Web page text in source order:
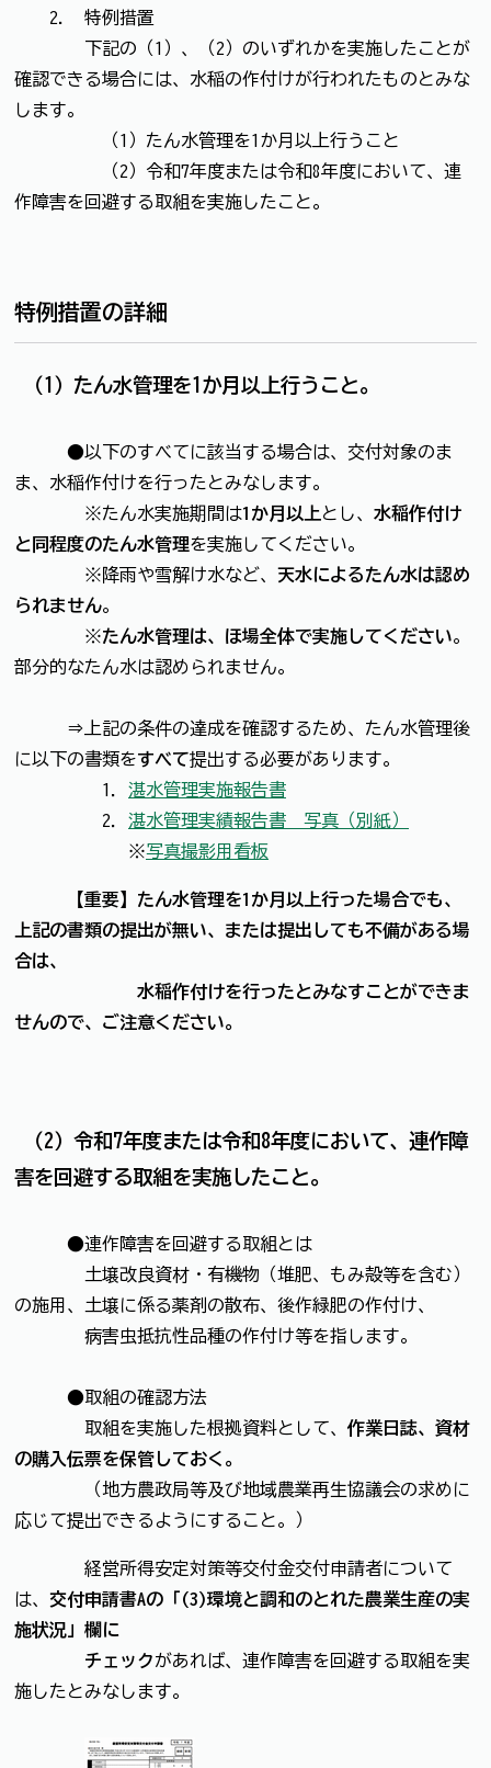
2. 特例措置
下記の（1）、（2）のいずれかを実施したことが
確認できる場合には、水稲の作付けが行われたものとみな
します。
（1）たん水管理を1か月以上行うこと
（2）令和7年度または令和8年度において、連
作障害を回避する取組を実施したこと。
特例措置の詳細
（1）たん水管理を1か月以上行うこと。
●以下のすべてに該当する場合は、交付対象のま
ま、水稲作付けを行ったとみなします。
※たん水実施期間は1か月以上とし、 水稲作付け
と同程度のたん水管理を実施してください。
※降雨や雪解け水など、 天水によるたん水は認め
られません。
※たん水管理は、ほ場全体で実施してください。
部分的なたん水は認められません。
⇒上記の条件の達成を確認するため、たん水管理後
に以下の書類をすべて提出する必要があります。
1． 湛水管理実施報告書
2． 湛水管理実績報告書 写真（別紙）
※写真撮影用看板
【重要】たん水管理を1か月以上行った場合でも、
上記の書類の提出が無い、または提出しても不備がある場
合は、
水稲作付けを行ったとみなすことができま
せんので、ご注意ください。
（2）令和7年度または令和8年度において、連作障
害を回避する取組を実施したこと。
●連作障害を回避する取組とは
土壌改良資材・有機物（堆肥、もみ殻等を含む）
の施用、土壌に係る薬剤の散布、後作緑肥の作付け、
病害虫抵抗性品種の作付け等を指します。
●取組の確認方法
取組を実施した根拠資料として、 作業日誌、資材
の購入伝票を保管しておく。
（地方農政局等及び地域農業再生協議会の求めに
応じて提出できるようにすること。）
経営所得安定対策等交付金交付申請者について
は、 交付申請書Aの「(3)環境と調和のとれた農業生産の実
施状況」欄に
チェックがあれば、連作障害を回避する取組を実
施したとみなします。